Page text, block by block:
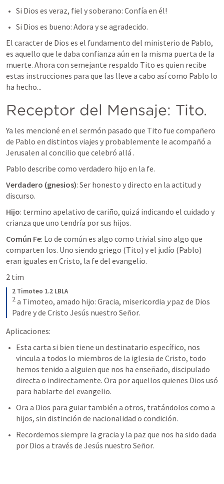
Si Dios es veraz, fiel y soberano: Confía en él!
Si Dios es bueno: Adora y se agradecido.
El caracter de Dios es el fundamento del ministerio de Pablo,
es aquello que le daba confianza aún en la misma puerta de la
muerte. Ahora con semejante respaldo Tito es quien recibe
estas instrucciones para que las lleve a cabo así como Pablo lo
ha hecho...
Receptor del Mensaje: Tito.
Ya les mencioné en el sermón pasado que Tito fue compañero
de Pablo en distintos viajes y probablemente le acompañó a
Jerusalen al concilio que celebró allá .
Pablo describe como verdadero hijo en la fe.
Verdadero (gnesios): Ser honesto y directo en la actitud y
discurso.
Hijo: termino apelativo de cariño, quizá indicando el cuidado y
crianza que uno tendría por sus hijos.
Común Fe: Lo de común es algo como trivial sino algo que
comparten los. Uno siendo griego (Tito) y el judío (Pablo)
eran iguales en Cristo, la fe del evangelio.
2 tim
2 Timoteo 1.2 LBLA
2a Timoteo, amado hijo: Gracia, misericordia y paz de Dios
Padre y de Cristo Jesús nuestro Señor.
Aplicaciones:
Esta carta si bien tiene un destinatario específico, nos
vincula a todos lo miembros de la iglesia de Cristo, todo
hemos tenido a alguien que nos ha enseñado, discipulado
directa o indirectamente. Ora por aquellos quienes Dios usó
para hablarte del evangelio.
Ora a Dios para guiar también a otros, tratándolos como a
hijos, sin distinción de nacionalidad o condición.
Recordemos siempre la gracia y la paz que nos ha sido dada
por Dios a través de Jesús nuestro Señor.